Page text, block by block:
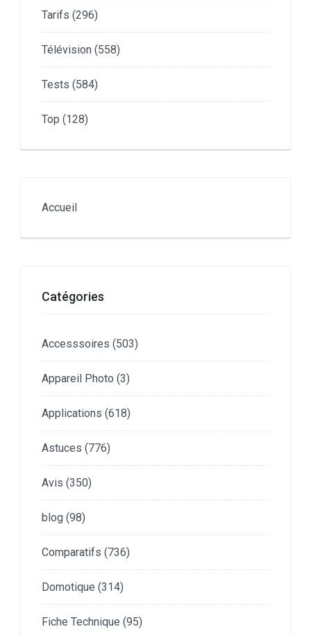
Tarifs (296)
Télévision (558)
Tests (584)
Top (128)
Accueil
Catégories
Accesssoires (503)
Appareil Photo (3)
Applications (618)
Astuces (776)
Avis (350)
blog (98)
Comparatifs (736)
Domotique (314)
Fiche Technique (95)